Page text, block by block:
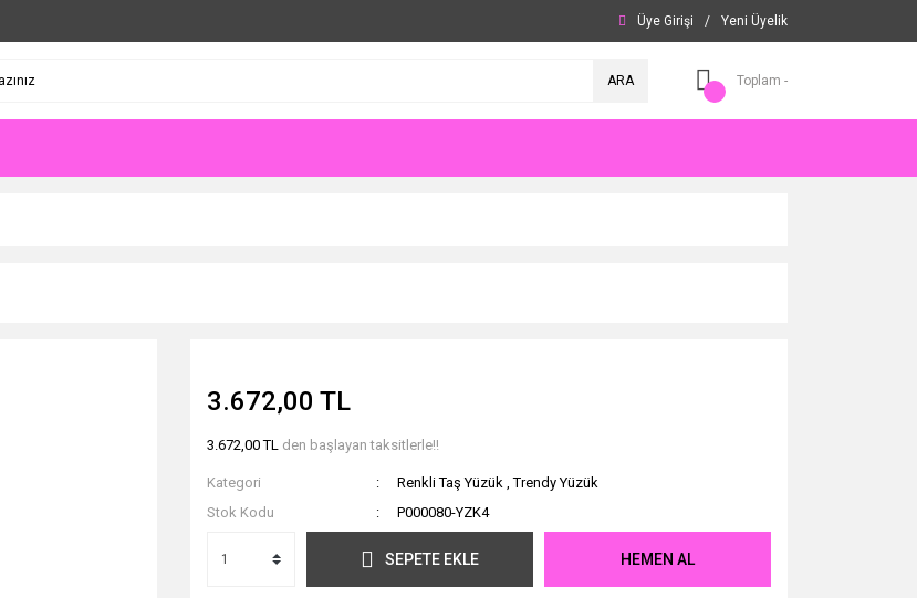
Üye Girişi / Yeni Üyelik
ARA Toplam -
3.672,00 TL
3.672,00 TL den başlayan taksitlerle!!
Kategori Renkli Taş Yüzük ,Trendy Yüzük
Stok Kodu
P000080-YZK4
SEPETE EKLE HEMEN AL